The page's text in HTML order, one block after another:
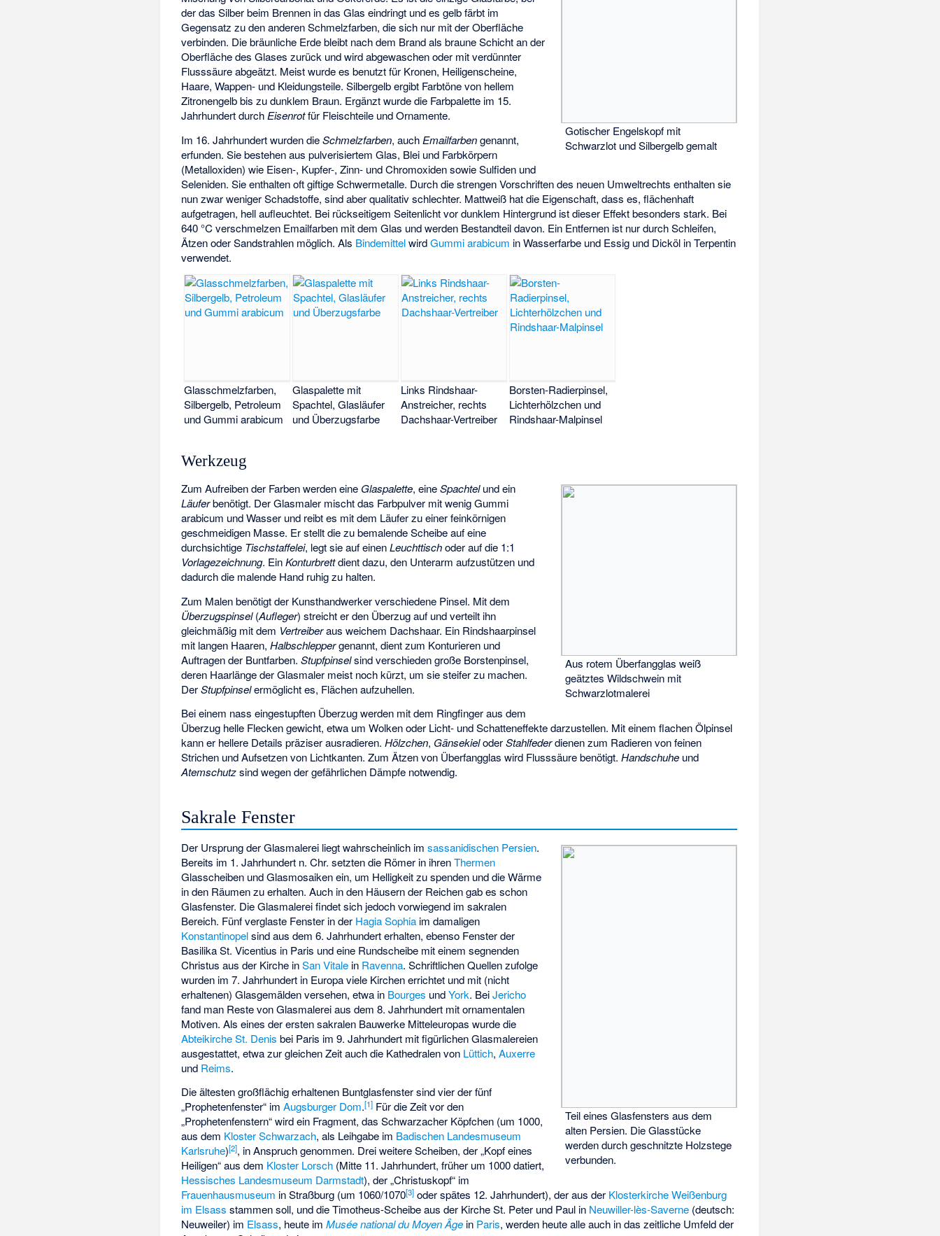
Gotischer Engelskopf mit
Schwarzlot und Silbergelb gemalt
der das Silber beim Brennen in das Glas eindringt und es gelb färbt im
Gegensatz zu den anderen Schmelzfarben, die sich nur mit der Oberfläche
verbinden. Die bräunliche Erde bleibt nach dem Brand als braune Schicht an der
Oberfläche des Glases zurück und wird abgewaschen oder mit verdünnter
Flusssäure abgeätzt. Meist wurde es benutzt für Kronen, Heiligenscheine,
Haare, Wappen- und Kleidungsteile. Silbergelb ergibt Farbtöne von hellem
Zitronengelb bis zu dunklem Braun. Ergänzt wurde die Farbpalette im 15.
Jahrhundert durchEisenrotfür Fleischteile und Ornamente.
Im 16. Jahrhundert wurden dieSchmelzfarben, auch Emailfarbengenannt,
erfunden. Sie bestehen aus pulverisiertem Glas, Blei und Farbkörpern
(Metalloxiden) wie Eisen-, Kupfer-, Zinn- und Chromoxiden sowie Sulfiden und
Seleniden. Sie enthalten oft giftige Schwermetalle. Durch die strengen Vorschriften des neuen Umweltrechts enthalten sie
nun zwar weniger Schadstoffe, sind aber qualitativ schlechter. Mattweiß hat die Eigenschaft, dass es, flächenhaft
aufgetragen, hell aufleuchtet. Bei rückseitigem Seitenlicht vor dunklem Hintergrund ist dieser Effekt besonders stark. Bei
640 °C verschmelzen Emailfarben mit dem Glas und werden Bestandteil davon. Ein Entfernen ist nur durch Schleifen,
Ätzen oder Sandstrahlen möglich. Als BindemittelwirdGummi arabicum in Wasserfarbe und Essig und Dicköl in Terpentin
verwendet.
Glasschmelzfarben,
Silbergelb, Petroleum
und Gummi arabicum
Glaspalette mit
Spachtel, Glasläufer
und Überzugsfarbe
Links Rindshaar-
Anstreicher, rechts
Dachshaar-Vertreiber
Borsten-Radierpinsel,
Lichterhölzchen und
Rindshaar-Malpinsel
Werkzeug
Aus rotem Überfangglas weiß
geätztes Wildschwein mit
Schwarzlotmalerei
Zum Aufreiben der Farben werden eine Glaspalette, eineSpachtelund ein
Läuferbenötigt. Der Glasmaler mischt das Farbpulver mit wenig Gummi
arabicum und Wasser und reibt es mit dem Läufer zu einer feinkörnigen
geschmeidigen Masse. Er stellt die zu bemalende Scheibe auf eine
durchsichtige Tischstaffelei, legt sie auf einenLeuchttischoder auf die 1:1
Vorlagezeichnung. EinKonturbrettdient dazu, den Unterarm aufzustützen und
dadurch die malende Hand ruhig zu halten.
Zum Malen benötigt der Kunsthandwerker verschiedene Pinsel. Mit dem
Überzugspinsel(Aufleger) streicht er den Überzug auf und verteilt ihn
gleichmäßig mit dem Vertreiberaus weichem Dachshaar. Ein Rindshaarpinsel
mit langen Haaren,Halbschleppergenannt, dient zum Konturieren und
Auftragen der Buntfarben.Stupfpinselsind verschieden große Borstenpinsel,
deren Haarlänge der Glasmaler meist noch kürzt, um sie steifer zu machen.
DerStupfpinselermöglicht es, Flächen aufzuhellen.
Bei einem nass eingestupften Überzug werden mit dem Ringfinger aus dem
Überzug helle Flecken gewicht, etwa um Wolken oder Licht- und Schatteneffekte darzustellen. Mit einem flachen Ölpinsel
kann er hellere Details präziser ausradieren.Hölzchen, GänsekieloderStahlfederdienen zum Radieren von feinen
Strichen und Aufsetzen von Lichtkanten. Zum Ätzen von Überfangglas wird Flusssäure benötigt.Handschuhe und
Atemschutzsind wegen der gefährlichen Dämpfe notwendig.
Sakrale Fenster
Teil eines Glasfensters aus dem
alten Persien. Die Glasstücke
werden durch geschnitzte Holzstege
verbunden.
Der Ursprung der Glasmalerei liegt wahrscheinlich imsassanidischen Persien.
Bereits im 1. Jahrhundert n. Chr. setzten die Römer in ihrenThermen
Glasscheiben und Glasmosaiken ein, um Helligkeit zu spenden und die Wärme
in den Räumen zu erhalten. Auch in den Häusern der Reichen gab es schon
Glasfenster. Die Glasmalerei findet sich jedoch vorwiegend im sakralen
Bereich. Fünf verglaste Fenster in der Hagia Sophia im damaligen
Konstantinopelsind aus dem 6. Jahrhundert erhalten, ebenso Fenster der
Basilika St. Vicentius in Paris und eine Rundscheibe mit einem segnenden
Christus aus der Kirche inSan Vitale in Ravenna. Schriftlichen Quellen zufolge
wurden im 7. Jahrhundert in Europa viele Kirchen errichtet und mit (nicht
erhaltenen) Glasgemälden versehen, etwa in Bourges undYork. BeiJericho
fand man Reste von Glasmalerei aus dem 8. Jahrhundert mit ornamentalen
Motiven. Als eines der ersten sakralen Bauwerke Mitteleuropas wurde die
Abteikirche St. Denis bei Paris im 9. Jahrhundert mit figürlichen Glasmalereien
ausgestattet, etwa zur gleichen Zeit auch die Kathedralen von Lüttich,Auxerre
und Reims.
Die ältesten großflächig erhaltenen Buntglasfenster sind vier der fünf
„Prophetenfenster“ imAugsburger Dom.[1] Für die Zeit vor den
„Prophetenfenstern“ wird ein Fragment, dasSchwarzacher Köpfchen (um 1000,
aus dem Kloster Schwarzach, als Leihgabe im Badischen Landesmuseum
Karlsruhe)[2], in Anspruch genommen. Drei weitere Scheiben, der „Kopf eines
Heiligen“ aus dem Kloster Lorsch (Mitte 11. Jahrhundert, früher um 1000 datiert,
Hessisches Landesmuseum Darmstadt), der„Christuskopf“ im
Frauenhausmuseum in Straßburg (um 1060/1070[3] oder spätes 12. Jahrhundert), der aus der Klosterkirche Weißenburg
im Elsass stammen soll, und dieTimotheus-Scheibeaus der KircheSt. Peter und Paul in Neuwiller-lès-Saverne (deutsch:
Neuweiler) im Elsass, heute imMusée national du Moyen Âge in Paris, werden heute alle auch in das zeitliche Umfeld der